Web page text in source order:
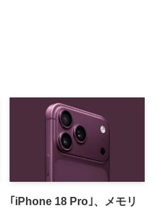
｢iPhone 18 Pro｣、メモリ